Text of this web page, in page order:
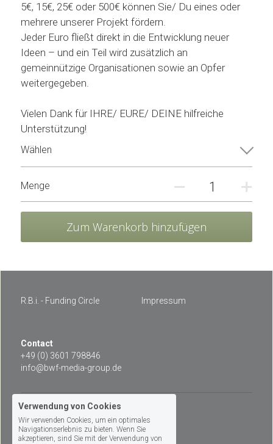
5€, 15€, 25€ oder 500€ können Sie/ Du eines oder
mehrere unserer Projekt fördern.
Jeder Euro fließt direkt in die Entwicklung neuer
Ideen – und ein Teil wird zusätzlich an
gemeinnützige Organisationen sowie an Opfer
weitergegeben.
Vielen Dank für IHRE/ EURE/ DEINE hilfreiche
Unterstützung!
Wählen
Menge
Zum Warenkorb hinzufügen
R.B.i. - Funding Circle Impressum
Contact
+49 (0) 3601 798846
info@bwf-media-group.de
© 2026
Verwendung von Cookies
Wir verwenden Cookies, um ein optimales
Navigationserlebnis zu bieten. Wenn Sie
akzeptieren, sind Sie mit der Verwendung von